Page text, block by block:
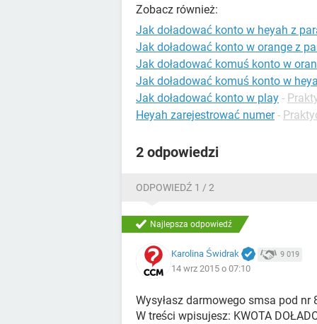
Zobacz również:
Jak doładować konto w heyah z
Jak doładować konto w orange z
Jak doładować komuś konto w
Jak doładować komuś konto w
Jak doładować konto w play -
Heyah zarejestrować numer -
2 odpowiedzi
ODPOWIEDŹ 1 / 2
Najlepsza odpowiedź
Karolina Świdrak 9 019
14 wrz 2015 o 07:10
Wysyłasz darmowego smsa pod nr
W treści wpisujesz: KWOTA